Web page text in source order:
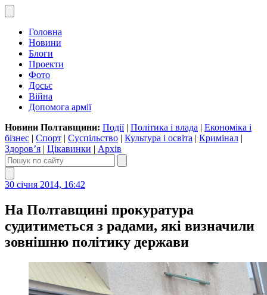
Головна
Новини
Блоги
Проекти
Фото
Досьє
Війна
Допомога армії
Новини Полтавщини: Події| Політика і влада | Економіка і
бізнес | Спорт | Суспільство | Культура і освіта | Кримінал |
Здоров’я | Цікавинки | Архів
30 січня 2014, 16:42
На Полтавщині прокуратура
судитиметься з радами, які визначили
зовнішню політику держави